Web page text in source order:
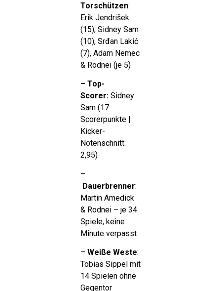
Torschützen:
Erik Jendrišek
(15), Sidney Sam
(10), Srđan Lakić
(7), Adam Nemec
& Rodnei (je 5)
– Top-
Scorer:Sidney
Sam (17
Scorerpunkte |
Kicker-
Notenschnitt:
2,95)
–
Dauerbrenner:
Martin Amedick
& Rodnei – je 34
Spiele, keine
Minute verpasst
– Weiße Weste:
Tobias Sippel mit
14 Spielen ohne
Gegentor